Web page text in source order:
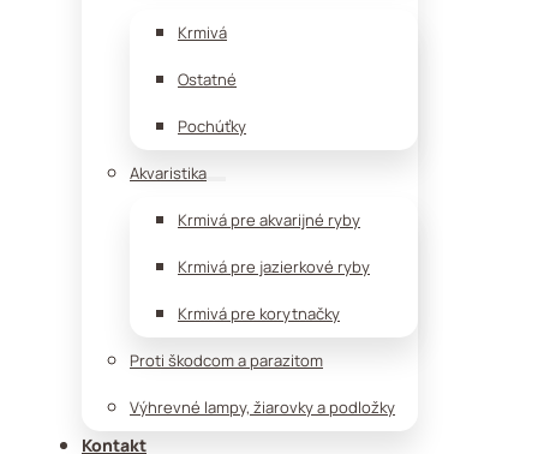
Krmivá
Ostatné
Pochúťky
Akvaristika
Krmivá pre akvarijné ryby
Krmivá pre jazierkové ryby
Krmivá pre korytnačky
Proti škodcom a parazitom
Výhrevné lampy, žiarovky a podložky
Kontakt